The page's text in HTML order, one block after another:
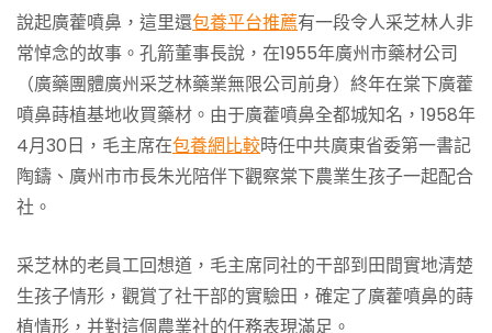
說起廣藿噴鼻，這里還包養平台推薦有一段令人采芝林人非
常悼念的故事。孔箭董事長說，在1955年廣州市藥材公司
（廣藥團體廣州采芝林藥業無限公司前身）終年在棠下廣藿
噴鼻蒔植基地收買藥材。由于廣藿噴鼻全都城知名，1958年
4月30日，毛主席在包養網比較時任中共廣東省委第一書記
陶鑄、廣州市市長朱光陪伴下觀察棠下農業生孩子一起配合
社。
采芝林的老員工回想道，毛主席同社的干部到田間實地清楚
生孩子情形，觀賞了社干部的實驗田，確定了廣藿噴鼻的蒔
植情形，并對這個農業社的任務表現滿足。